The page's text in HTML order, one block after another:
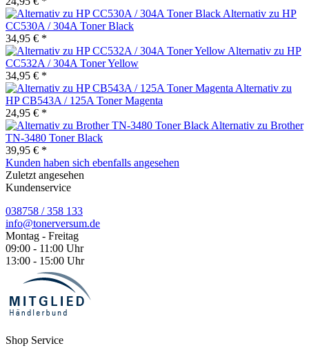
Alternativ zu HP
CC530A / 304A Toner Black
34,95 € *
Alternativ zu HP
CC532A / 304A Toner Yellow
34,95 € *
Alternativ zu
HP CB543A / 125A Toner Magenta
24,95 € *
Alternativ zu Brother
TN-3480 Toner Black
39,95 € *
Kunden haben sich ebenfalls angesehen
Zuletzt angesehen
Kundenservice
038758 / 358 133
info@tonerversum.de
Montag - Freitag
09:00 - 11:00 Uhr
13:00 - 15:00 Uhr
Shop Service